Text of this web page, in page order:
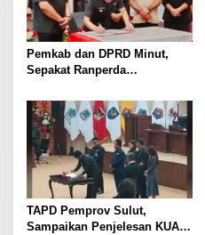
Pemkab dan DPRD Minut,
Sepakat Ranperda
Ditetapkan Menjadi Perda
TAPD Pemprov Sulut,
Sampaikan Penjelesan KUA-